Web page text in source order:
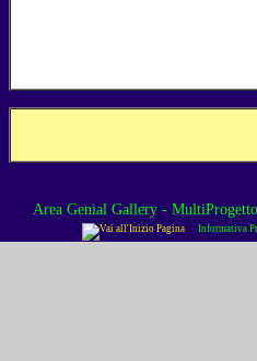
Area Genial Gallery -
Informativa